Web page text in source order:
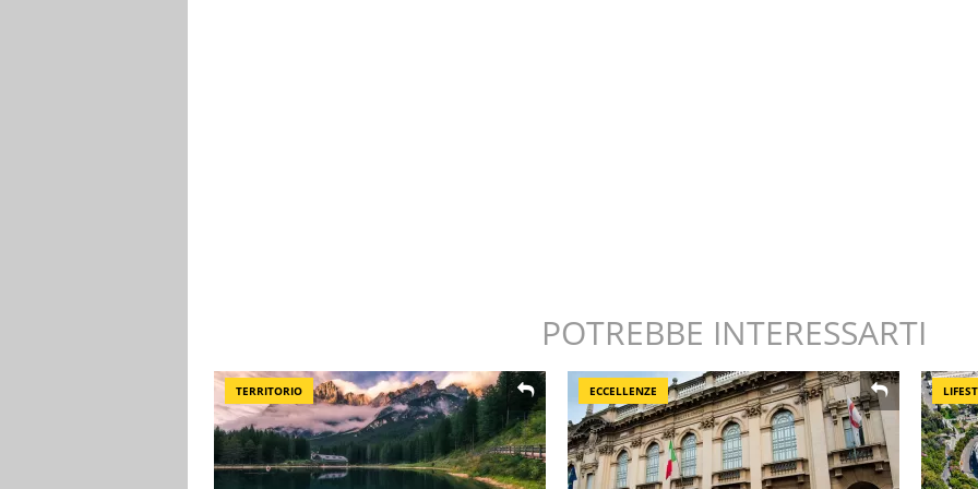
POTREBBE INTERESSARTI
TERRITORIO ECCELLENZE